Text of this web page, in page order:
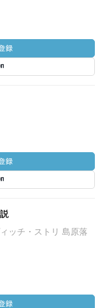
ッチ・ストリ 島原落